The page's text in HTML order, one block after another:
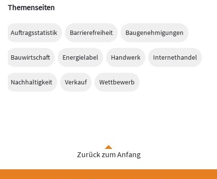
Themenseiten
Auftragsstatistik Barrierefreiheit Baugenehmigungen
Bauwirtschaft Energielabel Handwerk Internethandel
Nachhaltigkeit Verkauf Wettbewerb
Zurück zum Anfang